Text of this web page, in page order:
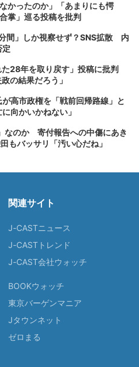
かったのか」「あまりにも愕
掌」巡る投稿を批判
間」しか視察せず？SNS拡散 内
定
た28年を取り戻す」投稿に批判
の結果だろう」
高市政権を「戦前回帰路線」と
向かいかねない」
なのか 寄付報告への中傷にあき
もバッサリ「汚い心だね」
関連サイト
J-CASTニュース
J-CASTトレンド
J-CAST会社ウォッチ
BOOKウォッチ
東京バーゲンマニア
Jタウンネット
ゼロまる